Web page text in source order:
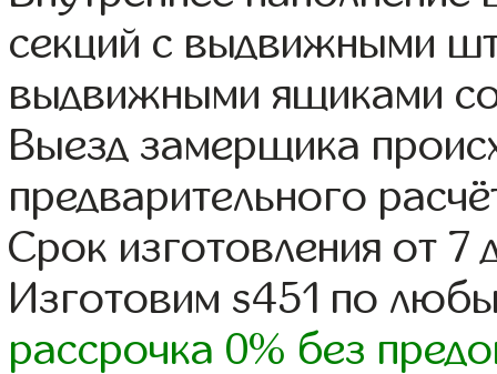
секций с выдвижными
выдвижными ящиками
Выезд замерщика
предварительного
Срок изготовления от 7
Изготовим s451 по
рассрочка 0% без